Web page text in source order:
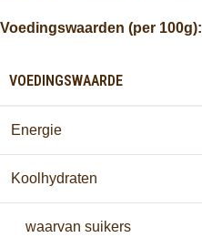
Voedingswaarden (per 100g):
VOEDINGSWAARDE
Energie
Koolhydraten
waarvan suikers